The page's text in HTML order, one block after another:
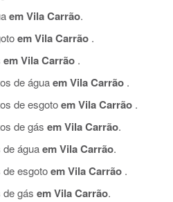
em Vila Carrão.
em Vila Carrão .
em Vila Carrão .
de águaem Vila Carrão .
de esgotoem Vila Carrão .
de gás em Vila Carrão.
águaem Vila Carrão.
esgotoem Vila Carrão .
gás em Vila Carrão.